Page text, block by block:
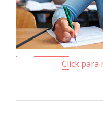
Click para